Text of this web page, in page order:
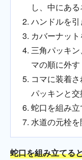
し、中にあ
ハンドルを
カバーナッ
三角パッキ
マの順に外す
コマに装着
パッキンと交
蛇口を組み立
水道の元栓
蛇口を組み立てる